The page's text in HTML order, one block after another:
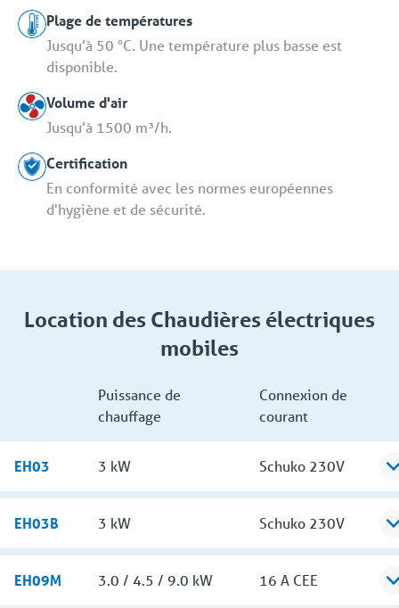
Plage de températures
Jusqu’à 50 °C. Une température plus basse est
disponible.
Volume d'air
Jusqu’à 1500 m³/h.
Certification
En conformité avec les normes européennes
d'hygiène et de sécurité.
Location des Chaudières électriques
mobiles
Puissance de
chauffage
Connexion de
courant
EH03 3 kW Schuko 230V
EH03B 3 kW Schuko 230V
EH09M 3.0 / 4.5 / 9.0 kW 16 A CEE